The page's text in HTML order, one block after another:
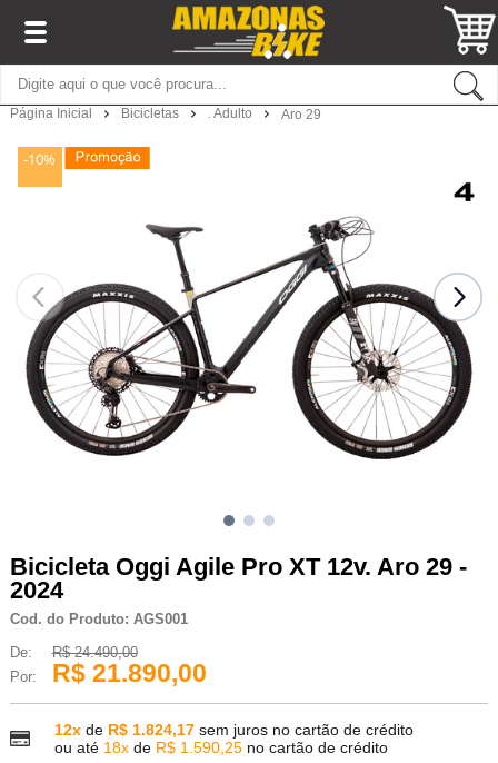
Página Inicial Bicicletas . Adulto Aro 29
-10%
Bicicleta Oggi Agile Pro XT 12v. Aro 29 -
2024
Cod. do Produto: AGS001
De:
R$ 24.490,00
Por:
R$ 21.890,00
12xde R$ 1.824,17 sem juros no cartão de crédito
ou até 18xde R$ 1.590,25no cartão de crédito